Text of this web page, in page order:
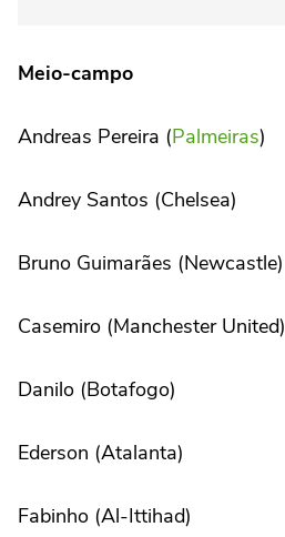
Meio-campo
Andreas Pereira (Palmeiras)
Andrey Santos (Chelsea)
Bruno Guimarães (Newcastle)
Casemiro (Manchester United)
Danilo (Botafogo)
Ederson (Atalanta)
Fabinho (Al-Ittihad)